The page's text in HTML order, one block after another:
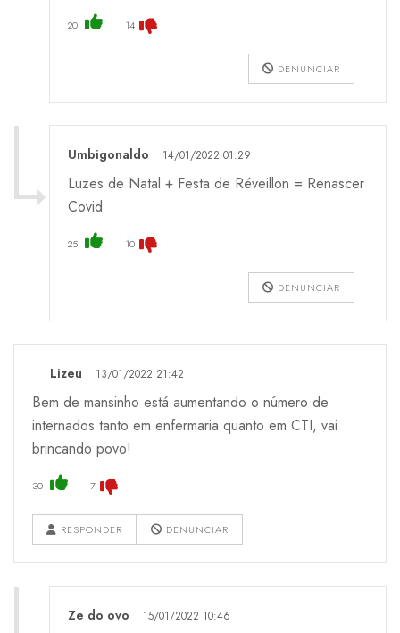
20 14
DENUNCIAR
Umbigonaldo 14/01/2022 01:29
Luzes de Natal + Festa de Réveillon = Renascer
Covid
25 10
DENUNCIAR
Lizeu 13/01/2022 21:42
Bem de mansinho está aumentando o número de
internados tanto em enfermaria quanto em CTI, vai
brincando povo!
30 7
RESPONDER DENUNCIAR
Ze do ovo 15/01/2022 10:46